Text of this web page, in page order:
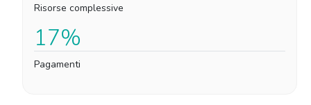
Risorse complessive
17%
Pagamenti